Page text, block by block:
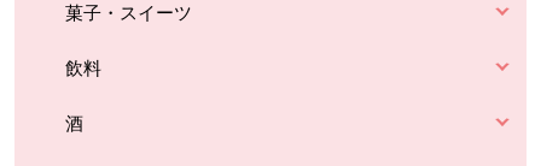
菓子・スイーツ
飲料
酒